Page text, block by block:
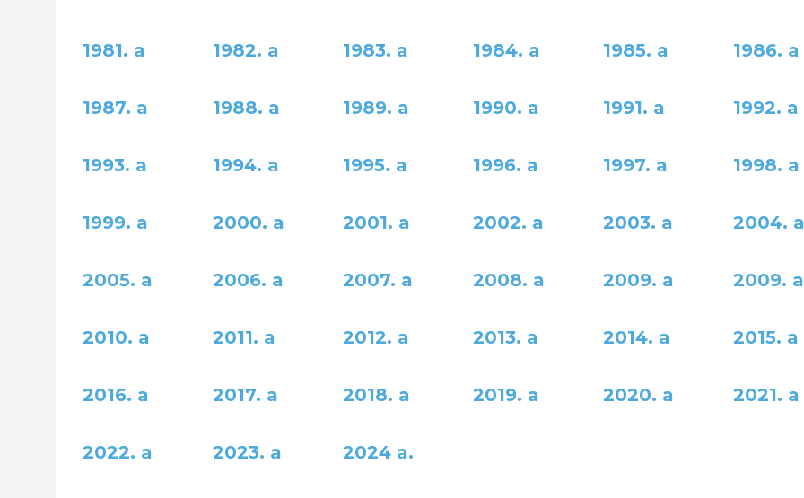
1981. a 1982. a 1983. a 1984. a 1985. a 1986. a
1987. a 1988. a 1989. a 1990. a 1991. a 1992. a
1993. a 1994. a 1995. a 1996. a 1997. a 1998. a
1999. a 2000. a 2001. a 2002. a 2003. a 2004.
2005. a 2006. a 2007. a 2008. a 2009. a 2009. a
2010. a 2011. a 2012. a 2013. a 2014. a 2015. a
2016. a 2017. a 2018. a 2019. a 2020. a 2021. a
2022. a 2023. a 2024 a.